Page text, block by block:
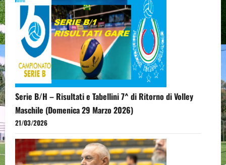
Serie B/H – Risultati e Tabellini 7^ di Ritorno di Volley
Maschile (Domenica 29 Marzo 2026)
21/03/2026